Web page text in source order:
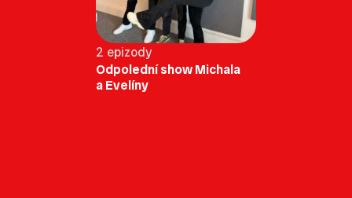
2 epizody
Odpolední show Michala
a Evelíny